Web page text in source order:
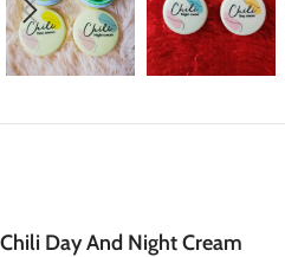
Chili Day And Night Cream